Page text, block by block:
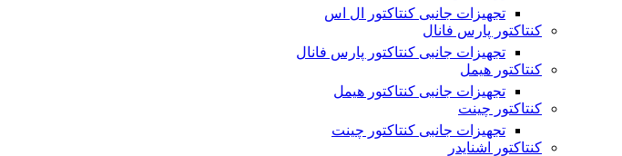
تجهیزات جانبی کنتاکتور ال اس
کنتاکتور پارس فانال
تجهیزات جانبی کنتاکتور پارس فانال
کنتاکتور هیمل
تجهیزات جانبی کنتاکتور هیمل
کنتاکتور چینت
تجهیزات جانبی کنتاکتور چینت
کنتاکتور اشنایدر